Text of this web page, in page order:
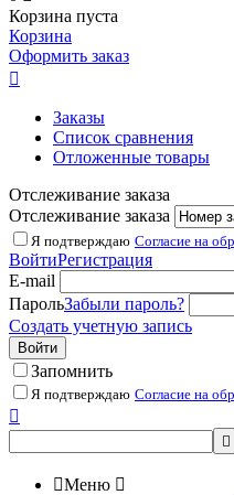
Корзина пуста
Корзина
Оформить заказ

Заказы
Список сравнения
Отложенные товары
Отслеживание заказа
Отслеживание заказа
Я подтверждаю Согласие на
ВойтиРегистрация
E-mail
ПарольЗабыли пароль?
Создать учетную запись
Войти
Запомнить
Я подтверждаю Согласие на


Меню 